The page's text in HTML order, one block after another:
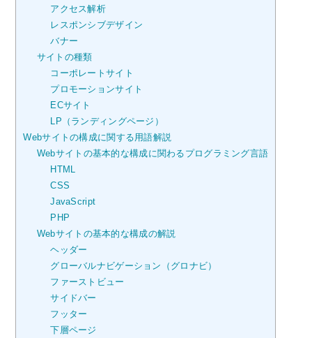
アクセス解析
レスポンシブデザイン
バナー
サイトの種類
コーポレートサイト
プロモーションサイト
ECサイト
LP（ランディングページ）
Webサイトの構成に関する用語解説
Webサイトの基本的な構成に関わるプログラミング言語
HTML
CSS
JavaScript
PHP
Webサイトの基本的な構成の解説
ヘッダー
グローバルナビゲーション（グロナビ）
ファーストビュー
サイドバー
フッター
下層ページ